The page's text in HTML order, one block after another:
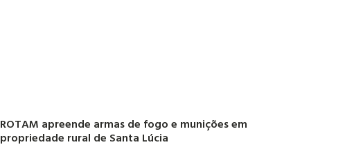
ROTAM apreende armas de fogo e munições em
propriedade rural de Santa Lúcia